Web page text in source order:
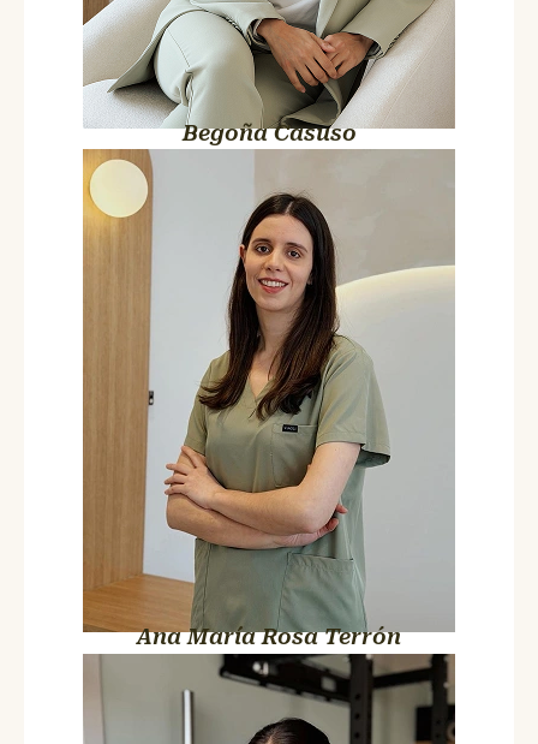
Begoña Casuso
Ana María Rosa Terrón
Ana María Rosa Terrón
Fisioterapia Avanzada, ATM y Pilates
Terapéutico
Colegiada nº 9002
Precisa como pocas. Sus pacientes saben que con ella están en
manos de alguien que no se le escapa una. Ni un detalle de
cómo te mueves, ni un cambio de una sesión a otra, ni el
momento en que estás a punto de flojear en ese ejercicio de
Pilates.
Marta De La Plaza
Fisioterapia Avanzada y Pilates
Terapéutico